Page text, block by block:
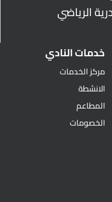
الرياضي
خدمات النادي
مركز الخدمات
الانشطة
المطاعم
الخصومات